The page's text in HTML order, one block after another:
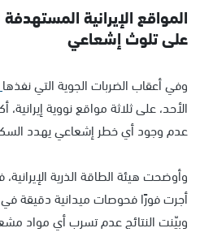
المواقع الإيرانية
على تلوث إشعاعي
وفي أعقاب الضربات الجوية التي نفذها
الأحد، على ثلاثة مواقع نووية إيرانية،
عدم وجود أي خطر إشعاعي يهدد
وأوضحت هيئة الطاقة الذرية الإيرانية،
أجرت فورًا فحوصات ميدانية دقيقة
وبيّنت النتائج عدم تسرب أي مواد